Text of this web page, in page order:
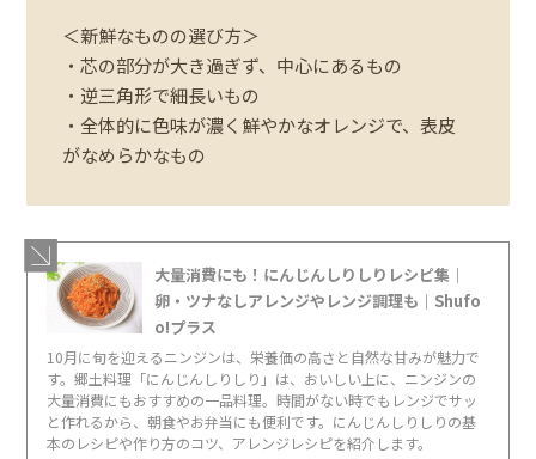
＜新鮮なものの選び方＞
・芯の部分が大き過ぎず、中心にあるもの
・逆三角形で細長いもの
・全体的に色味が濃く鮮やかなオレンジで、表皮
がなめらかなもの
大量消費にも！にんじんしりしりレシピ集｜
卵・ツナなしアレンジやレンジ調理も｜Shufo
o!プラス
10月に旬を迎えるニンジンは、栄養価の高さと自然な甘みが魅力で
す。郷土料理「にんじんしりしり」は、おいしい上に、ニンジンの
大量消費にもおすすめの一品料理。時間がない時でもレンジでサッ
と作れるから、朝食やお弁当にも便利です。にんじんしりしりの基
本のレシピや作り方のコツ、アレンジレシピを紹介します。